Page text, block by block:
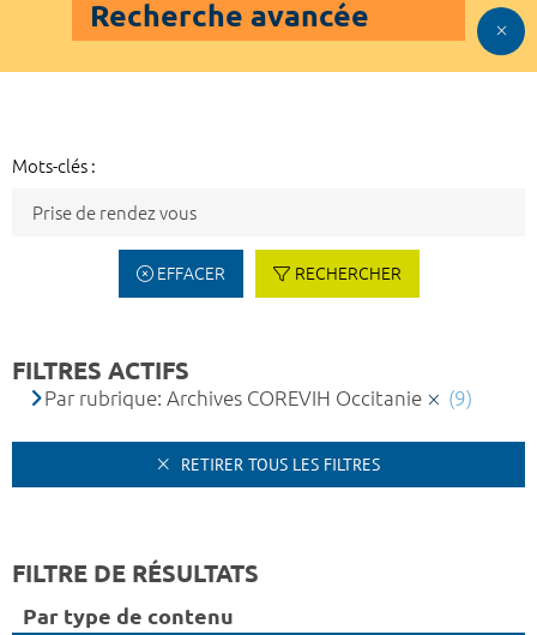
Recherche avancée
Mots-clés :
EFFACER RECHERCHER
FILTRES ACTIFS
Par rubrique: Archives COREVIH Occitanie (9)
RETIRER TOUS LES FILTRES
FILTRE DE RÉSULTATS
Par type de contenu